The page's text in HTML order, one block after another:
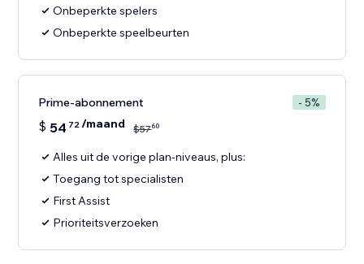
Onbeperkte spelers
Onbeperkte speelbeurten
Prime-abonnement - 5%
$ 54 72/maand $5760
Alles uit de vorige plan-niveaus, plus:
Toegang tot specialisten
First Assist
Prioriteitsverzoeken